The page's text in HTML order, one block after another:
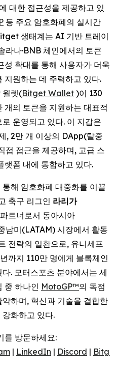
대한 접근성을 제공하고 있
등 주요 암호화폐의 실시간
생태계는 AI 기반 트레이
라나·BNB 체인에서의 토큰
성 확대를 통해 사용자가 더욱
지원하는 데 주력하고 있다.
월렛(Bitget Wallet )이 130
개의 토큰을 지원하는 대표적
운영되고 있다. 이 지갑은
, 2만 개 이상의 DApp(탈중
접 접근을 제공하며, 고급 스
랫폼 내에 통합하고 있다.
해 암호화폐 대중화를 이끌
축구 리그인 라리가
트너로서 동아시아
남미(LATAM) 시장에서 활동
전략의 일환으로, 유니세프
까지 110만 명에게 블록체인
. 모터스포츠 분야에서는 세
중 하나인 MotoGP™의 독점
하며, 혁신과 기술을 결합한
화하고 있다.
를 방문하세요:
| LinkedIn | Discord | Bitget